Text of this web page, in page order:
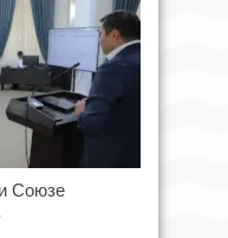
Союзе